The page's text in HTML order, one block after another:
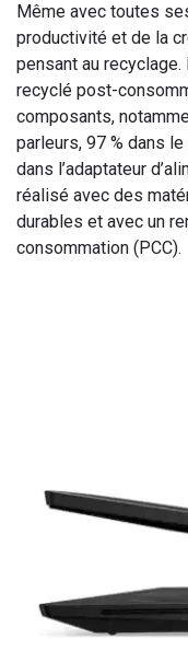
Même avec toutes
productivité et de la
pensant au
recyclé post-
composants,
parleurs, 97 % dans
dans l’adaptateur
réalisé avec des
durables et avec un
consommation (PCC).